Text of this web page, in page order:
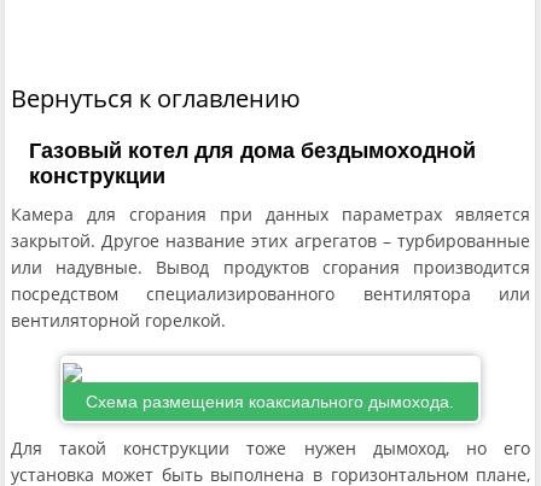
Вернуться к оглавлению
Газовый котел для дома бездымоходной
конструкции
Камера для сгорания при данных параметрах является
закрытой. Другое название этих агрегатов – турбированные
или надувные. Вывод продуктов сгорания производится
посредством специализированного вентилятора или
вентиляторной горелкой.
Схема размещения коаксиального дымохода.
Для такой конструкции тоже нужен дымоход, но его
установка может быть выполнена в горизонтальном плане,